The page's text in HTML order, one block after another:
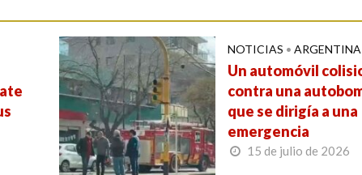
NOTICIAS • ARGENTINA
Un automóvil
contra una
que se dirigía a una
emergencia
15 de julio de 2026